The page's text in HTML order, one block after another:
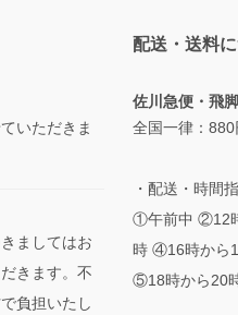
いただきま
ましてはお
きます。不
負担いたし
配送・送料
佐川急便・飛
全国一律：880
・配送・時間
①午前中 ②12
時 ④16時から
⑤18時から20